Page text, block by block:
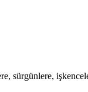
sürgünlere,